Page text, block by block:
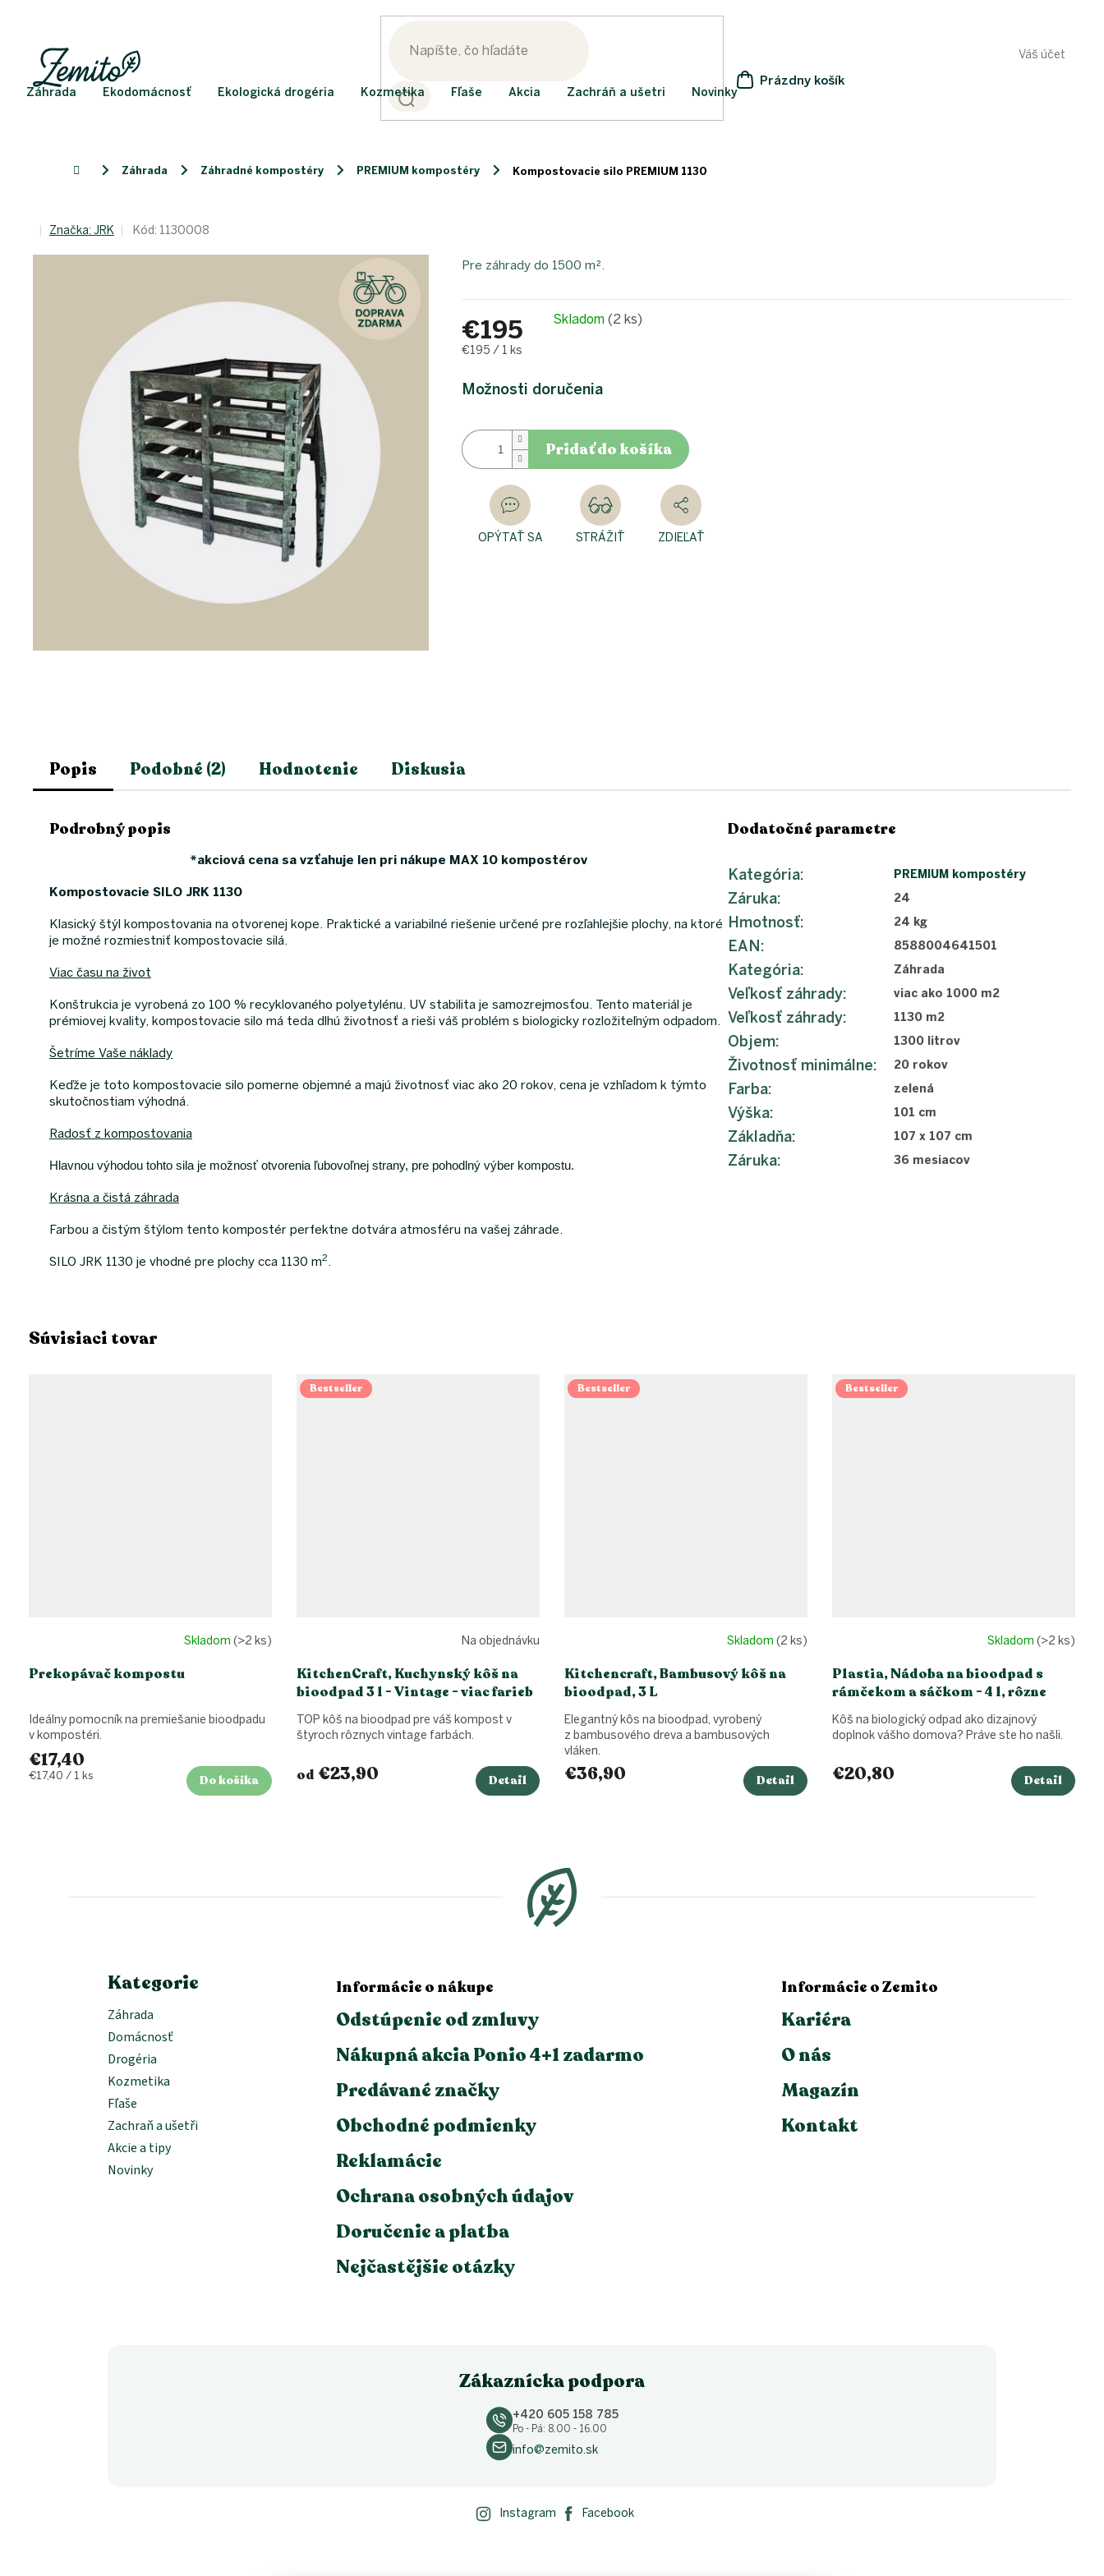
Váš účet
NÁKUPNÝ
Prázdny košík
Záhrada Ekodomácnosť Ekologická drogéria Kozmetika Fľaše Akcia Zachráň a ušetri Novinky
DomovZáhrada Záhradné kompostéry PREMIUM kompostéry Kompostovacie silo PREMIUM 1130
Značka: JRK Kód: 1130008
€195
Jednotková
€195 / 1 ks
Skladom (2 ks)
Možnosti doručenia
Pridať do košíka
Pre záhrady do 1500 m².
OPÝTAŤ SA STRÁŽIŤ ZDIEĽAŤ
Súvisiaci tovar
Prekopávač kompostu
Skladom (>2 ks)
€17,40
Jednotková
€17,40 / 1 ks Do košíka
Ideálny pomocník na premiešanie bioodpadu
v kompostéri.
Bestseller
KitchenCraft, Kuchynský kôš na
bioodpad 3 l - Vintage - viac farieb
Na objednávku
od €23,90 Detail
TOP kôš na bioodpad pre váš kompost v
štyroch rôznych vintage farbách.
Bestseller
Kitchencraft, Bambusový kôš na
bioodpad, 3 L
Skladom (2 ks)
€36,90 Detail
Elegantný kôs na bioodpad, vyrobený
z bambusového dreva a bambusových
vláken.
Bestseller
Plastia, Nádoba na bioodpad s
rámčekom a sáčkom - 4 l, rôzne
farby
Skladom (>2 ks)
€20,80 Detail
Kôš na biologický odpad ako dizajnový
doplnok vášho domova? Práve ste ho našli.
Popis Podobné (2) Hodnotenie Diskusia
Podrobný popis
*akciová cena sa vzťahuje len pri nákupe MAX 10 kompostérov
Kompostovacie SILO JRK 1130
Klasický štýl kompostovania na otvorenej kope. Praktické a variabilné riešenie určené pre rozľahlejšie plochy, na ktoré
je možné rozmiestniť kompostovacie silá.
Viac času na život
Konštrukcia je vyrobená zo 100 % recyklovaného polyetylénu. UV stabilita je samozrejmosťou. Tento materiál je
prémiovej kvality, kompostovacie silo má teda dlhú životnosť a rieši váš problém s biologicky rozložiteľným odpadom.
Šetríme Vaše náklady
Keďže je toto kompostovacie silo pomerne objemné a majú životnosť viac ako 20 rokov, cena je vzhľadom k týmto
skutočnostiam výhodná.
Radosť z kompostovania
Hlavnou výhodou tohto sila je možnosť otvorenia ľubovoľnej strany, pre pohodlný výber kompostu.
Krásna a čistá záhrada
Farbou a čistým štýlom tento kompostér perfektne dotvára atmosféru na vašej záhrade.
SILO JRK 1130 je vhodné pre plochy cca 1130 m2
Dodatočné parametre
Kategória: PREMIUM kompostéry
Záruka: 24
Hmotnosť: 24 kg
EAN: 8588004641501
Kategória: Záhrada
Veľkosť záhrady: viac ako 1000 m2
Veľkosť záhrady: 1130 m2
Objem: 1300 litrov
Životnosť minimálne: 20 rokov
Farba: zelená
Výška: 101 cm
Základňa: 107 x 107 cm
Záruka: 36 mesiacov
Kategorie
Záhrada
Domácnosť
Drogéria
Kozmetika
Fľaše
Zachraň a ušetři
Akcie a tipy
Novinky
Informácie o nákupe
Odstúpenie od zmluvy
Nákupná akcia Ponio 4+1 zadarmo
Predávané značky
Obchodné podmienky
Reklamácie
Ochrana osobných údajov
Doručenie a platba
Nejčastějšie otázky
Informácie o Zemito
Kariéra
O nás
Magazín
Kontakt
Zákaznícka podpora
+420 605 158 785
Po - Pá: 8.00 - 16.00
info@zemito.sk
Instagram Facebook